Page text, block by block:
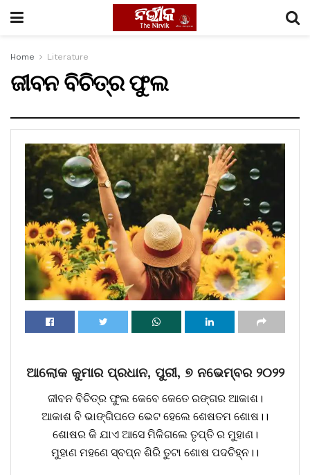
Home Literature
ଜୀବନ ବିଚିତ୍ର ଫୁଲ
ଆଲୋକ କୁମାର ପ୍ରଧାନ, ପୁରୀ, ୭ ନଭେମ୍ବର ୨୦୨୨
ଜୀବନ ବିଚିତ୍ର ଫୁଲ କେବେ କେତେ ରଙ୍ଗର ଆକାଶ।
ଆକାଶ ବି ଭାଙ୍ଗିପଡେ ଭେଟ ହେଲେ ଶେଷତମ ଶୋଷ।।
ଶୋଷର କି ଯାଏ ଆସେ ମିଳିଗଲେ ତୃପ୍ତି ର ମୁହାଣ।
ମୁହାଣ ମହଣେ ସ୍ବପ୍ନ ଶିରି ତୁଟା ଶୋଷ ପଦଚିହ୍ନ।।